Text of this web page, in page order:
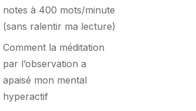
notes à 400 mots/minute
(sans ralentir ma lecture)
Comment la méditation
par l’observation a
apaisé mon mental
hyperactif